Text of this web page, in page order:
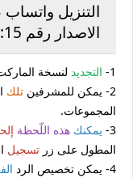
التنزيل
الاصدار رقم 15:
1- التجديد لنسخة الماركت
2- يمكن للمشرفين
تلك
المجموعات.
3- يمكنك هذه اللّحظة
المطول على زر تسجيل
4- يمكن تخصيص الرد